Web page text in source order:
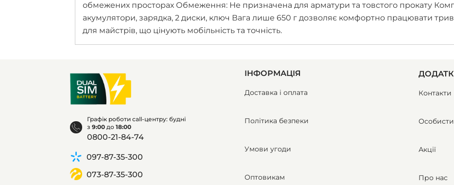
обмежених просторах Обмеження: Не призначена для арматури та товстого прокату
акумулятори, зарядка, 2 диски, ключ Вага лише 650 г дозволяє комфортно працювати
для майстрів, що цінують мобільність та точність.
Графік роботи call-центру: будні
з9:00 до18:00
0800-21-84-74
097-87-35-300
073-87-35-300
ІНФОРМАЦІЯ
Доставка і оплата
Політика безпеки
Умови угоди
Оптовикам
Контакти
Акції
Про нас